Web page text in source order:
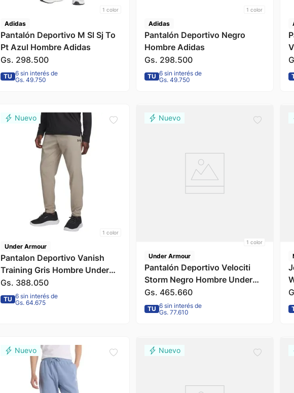
1 color
Adidas
Pantalón Deportivo M Sl Sj To
Pt Azul Hombre Adidas
Gs. 298.500
TU 6 sin interés de
Gs. 49.750
1 color
Adidas
Pantalón Deportivo Negro
Hombre Adidas
Gs. 298.500
TU 6 sin interés de
Gs. 49.750
1 color
Under Armour
Pantalon Deportivo Vanish
Training Gris Hombre Under
Armour
Gs. 388.050
TU 6 sin interés de
Gs. 64.675
1 color
Under Armour
Pantalón Deportivo Velociti
Storm Negro Hombre Under
Armour
Gs. 465.660
TU 6 sin interés de
Gs. 77.610